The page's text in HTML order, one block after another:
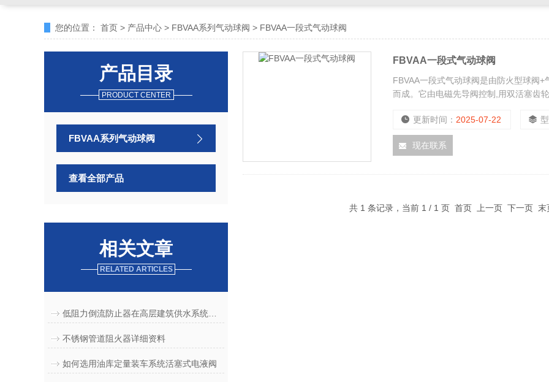
您的位置： 首页 > 产品中心 > FBVAA系列气动球阀 > FBVAA一段式气动球阀
产品目录
PRODUCT CENTER
FBVAA系列气动球阀
查看全部产品
相关文章
RELATED ARTICLES
不锈钢管道阻火器详细资料
如何选用油库定量装车系统活塞式电液阀
FBVAA一段式气动球阀
FBVAA一段式气动球阀是由防火型球阀
而成。它由电磁先导阀控制,用双活塞齿
活，维护方便。执行器与球阀、蝶阀、
等行业。
更新时间： 2025-07-22
现在联系
共 1 条记录，当前 1 / 1 页 首页 上一页 下一页 末